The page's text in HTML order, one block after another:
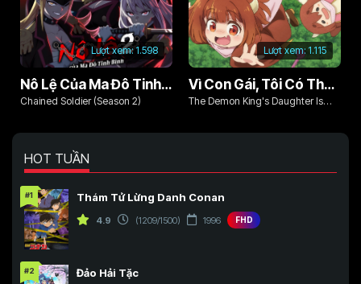
Lượt xem:1.598
Nô Lệ Của Ma Đô Tinh Binh (Phần 2)
Chained Soldier (Season 2)
Lượt xem: 1.115
Vì Con Gái, Tôi Có Thể Đánh Bại Cả Ma Vương
The Demon King's Daughter Is
HOT TUẦN
#1 Thám Tử Lừng Danh Conan
4.9 (1209/1500) 1996 FHD
#2 Đảo Hải Tặc